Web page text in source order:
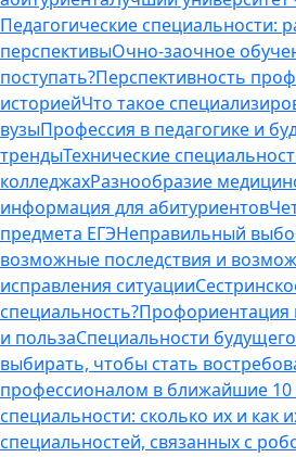
Педагогические специальности:
перспективыОчно-заочное
поступать?Перспективность
историейЧто такое
вузыПрофессия в педагогике и
трендыТехнические
колледжахРазнообразие
информация для абитуриентов
предмета ЕГЭНеправильный
возможные последствия и
исправления ситуации
специальность?Профориентация
и пользаСпециальности
выбирать, чтобы стать
профессионалом в ближайшие 10
специальности: сколько их и как
специальностей, связанных с